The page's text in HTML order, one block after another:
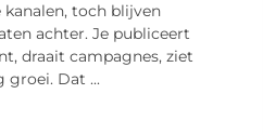
kanalen, toch blijven
achter. Je publiceert
draait campagnes, ziet
groei. Dat ...